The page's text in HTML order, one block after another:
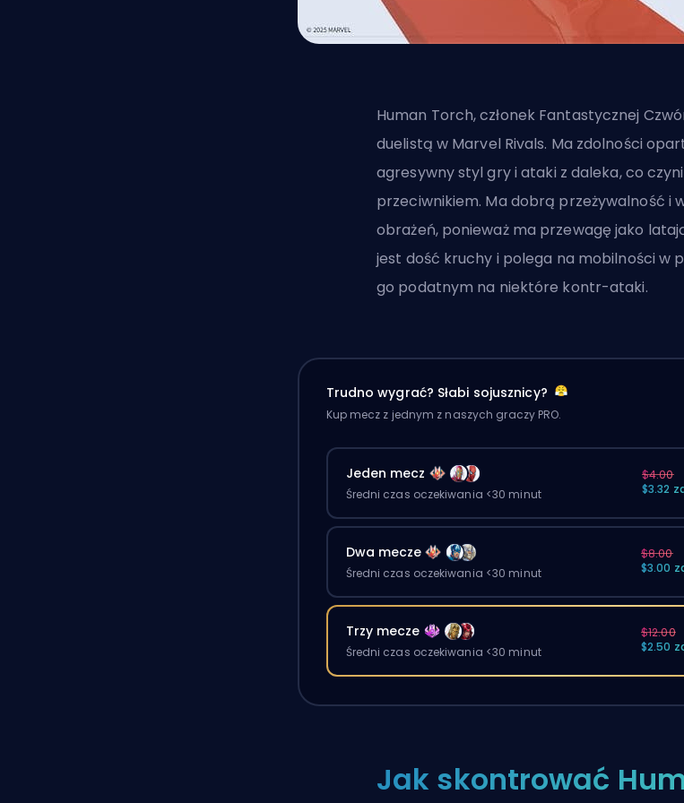
Human Torch, członek Fantastycznej
duelistą w Marvel Rivals. Ma zdolności
agresywny styl gry i ataki z daleka, co
przeciwnikiem. Ma dobrą przeżywalność i
obrażeń, ponieważ ma przewagę jako
jest dość kruchy i polega na mobilności w
go podatnym na niektóre kontr-ataki.
Trudno wygrać? Słabi sojusznicy?
Kup mecz z jednym z naszych graczy PRO.
Jeden mecz
Średni czas oczekiwania <30 minut
$4.00
$3.32
Dwa mecze
Średni czas oczekiwania <30 minut
$8.00
$3.00
Trzy mecze
Średni czas oczekiwania <30 minut
$12.00
$2.50
Jak skontrować